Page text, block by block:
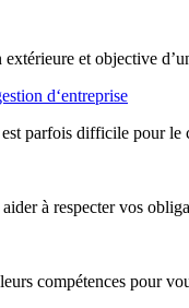
et objective
d‘entreprise
parfois difficile pour le
à respecter vos
compétences pour